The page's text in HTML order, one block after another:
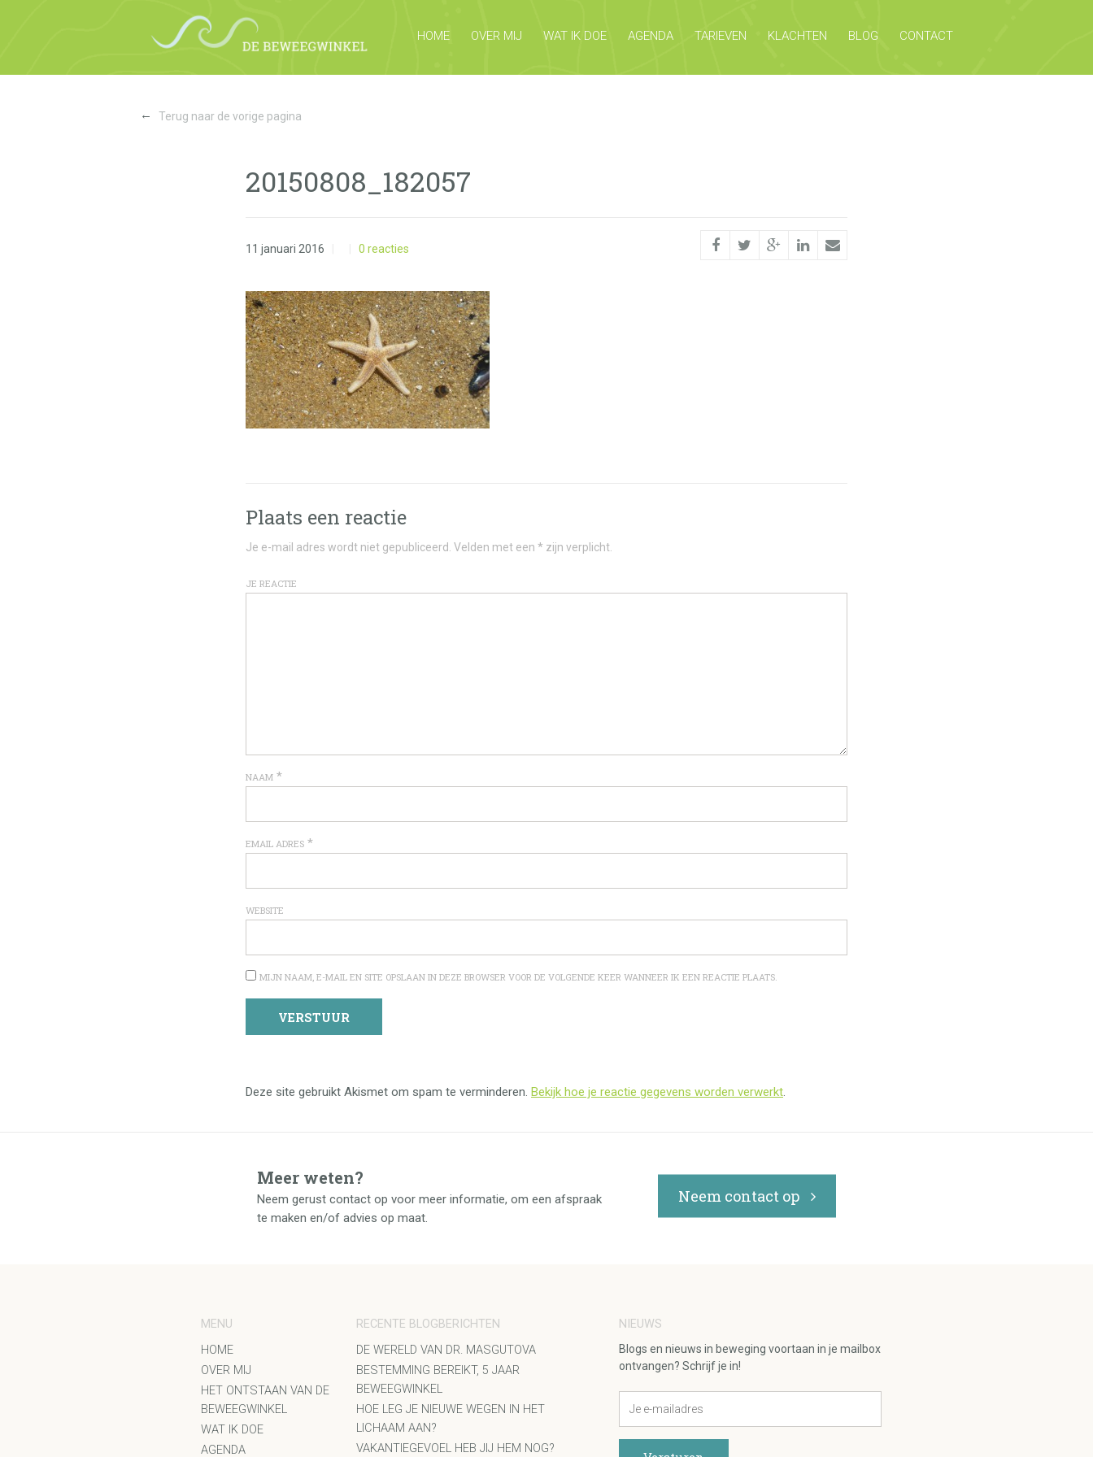
HOME OVER MIJ WAT IK DOE AGENDA TARIEVEN KLACHTEN BLOG CONTACT
← Terug naar de vorige pagina
20150808_182057
11 januari 2016 0 reacties
Plaats een reactie
Je e-mail adres wordt niet gepubliceerd. Velden met een * zijn verplicht.
JE REACTIE
NAAM *
EMAIL ADRES *
WEBSITE
MIJN NAAM, E-MAIL EN SITE OPSLAAN IN DEZE BROWSER VOOR DE VOLGENDE KEER WANNEER IK EEN REACTIE PLAATS.
Deze site gebruikt Akismet om spam te verminderen. Bekijk hoe je reactie gegevens worden verwerkt
Meer weten?
Neem gerust contact op voor meer informatie, om een afspraak
te maken en/of advies op maat.
Neem contact op
MENU
HOME
OVER MIJ
HET ONTSTAAN VAN DE
BEWEEGWINKEL
WAT IK DOE
AGENDA
RECENTE BLOGBERICHTEN
DE WERELD VAN DR. MASGUTOVA
BESTEMMING BEREIKT, 5 JAAR
BEWEEGWINKEL
HOE LEG JE NIEUWE WEGEN IN HET
LICHAAM AAN?
VAKANTIEGEVOEL HEB JIJ HEM NOG?
NIEUWS
Blogs en nieuws in beweging voortaan in je mailbox
ontvangen? Schrijf je in!